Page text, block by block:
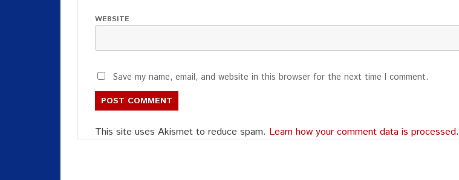
WEBSITE
Save my name, email, and website in this browser for the next time I comment.
This site uses Akismet to reduce spam. Learn how your comment data is processed.